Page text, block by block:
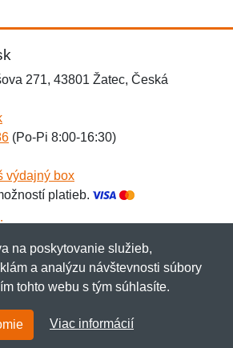
271, 43801 Žatec, Česká
(Po-Pi 8:00-16:30)
výdajný box
platieb.
(19 rokov s vami)Netnakup.sk
na poskytovanie služieb,
a analýzu návštevnosti súbory
tohto webu s tým súhlasíte.
Viac informácií